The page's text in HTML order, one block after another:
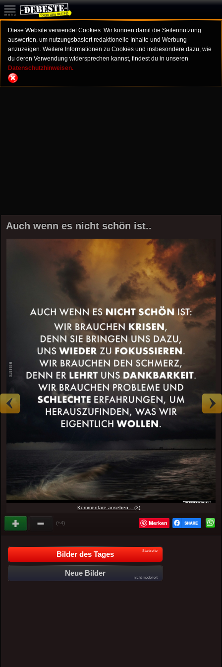
Diese Website verwendet Cookies. Wir können damit die Seitennutzung
auswerten, um nutzungsbasiert redaktionelle Inhalte und Werbung
anzuzeigen. Weitere Informationen zu Cookies und insbesondere dazu, wie
du deren Verwendung widersprechen kannst, findest du in unseren
Datenschutzhinweisen.
Auch wenn es nicht schön ist..
Kommentare ansehen... (3)
(+4) Merken
Bilder des Tages Startseite
Neue Bilder
nicht moderiert